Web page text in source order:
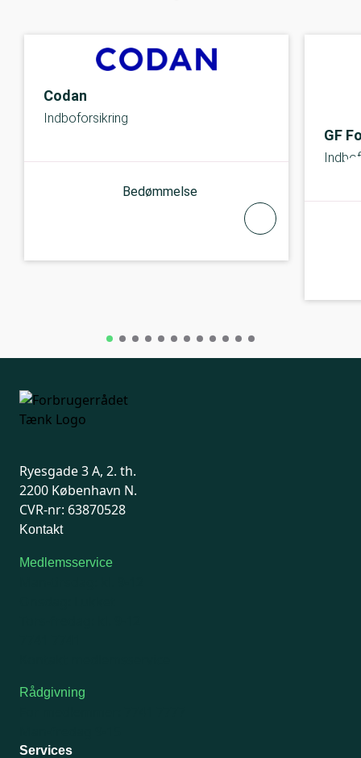
Codan
Indboforsikring
Bedømmelse
GF
Ryesgade 3 A, 2. th.
2200 København N.
CVR-nr: 63870528
Kontakt
Medlemsservice
Rådgivning
Services